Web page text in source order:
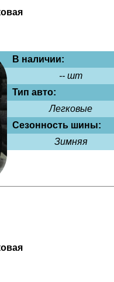
В наличии:
-- шт
Тип авто:
Легковые
Сезонность шины:
Зимняя